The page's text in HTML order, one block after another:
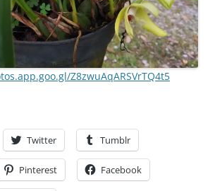
Z8zwuAqARSVrTQ4t5
Twitter Tumblr
Pinterest Facebook